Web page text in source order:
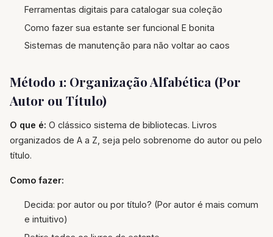
Ferramentas digitais para catalogar sua coleção
Como fazer sua estante ser funcional E bonita
Sistemas de manutenção para não voltar ao caos
Método 1: Organização Alfabética (Por
Autor ou Título)
O que é: O clássico sistema de bibliotecas. Livros
organizados de A a Z, seja pelo sobrenome do autor ou pelo
título.
Como fazer:
Decida: por autor ou por título? (Por autor é mais comum
e intuitivo)